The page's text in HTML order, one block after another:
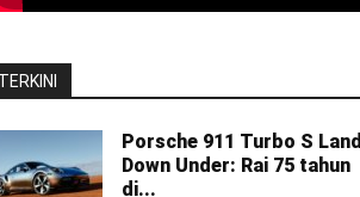
Porsche 911 Turbo S Land
Down Under: Rai 75 tahun
di...